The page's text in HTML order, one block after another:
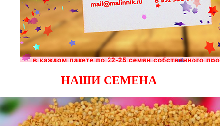
НАШИ СЕМЕНА